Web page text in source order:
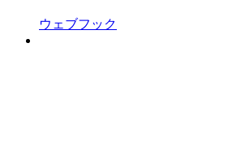
ウェブフック